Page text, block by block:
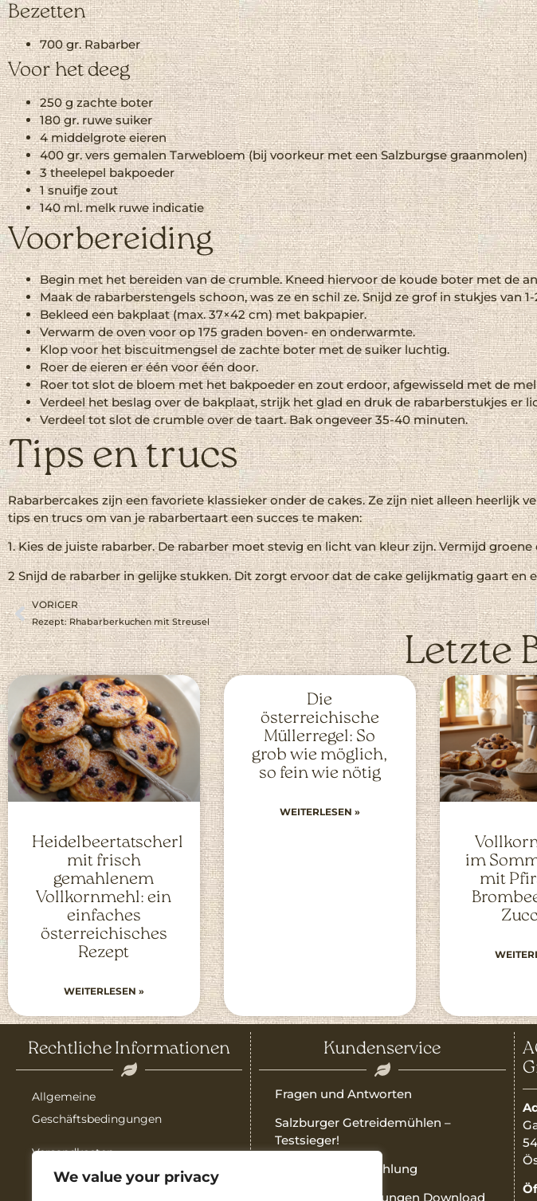
We value your privacy
Bezetten
700 gr. Rabarber
Voor het deeg
250 gzachteboter
180 gr. ruwesuiker
4 middelgrote eieren
400 gr. vers gemalen Tarwebloem (bij voorkeur met eenSalzburgse graanmolen)
3 theelepel bakpoeder
1 snuifje zout
140 ml. melk ruwe indicatie
Voorbereiding
Begin met het bereiden van de crumble. Kneed hiervoor de koude boter met de
Maak de rabarberstengels schoon, was ze en schil ze. Snijd ze grof in stukjes van
Bekleed een bakplaat (max. 37×42 cm) met bakpapier.
Verwarm de oven voor op 175 graden boven- en onderwarmte.
Klop voor het biscuitmengsel de zachte boter met de suiker luchtig.
Roer de eieren er één voor één door.
Roer tot slot de bloem met het bakpoeder en zout erdoor, afgewisseld met de
Verdeel het beslag over de bakplaat, strijk het glad en druk de rabarberstukjes er
Verdeel tot slot de crumble over de taart. Bak ongeveer 35-40 minuten.
Tips en trucs
Rabarbercakes zijn een favoriete klassieker onder de cakes. Ze zijn niet alleen heerlijk
tips en trucs om van je rabarbertaart een succes te maken:
1. Kies de juiste rabarber. De rabarber moet stevig en licht van kleur zijn. Vermijd
2 Snijd de rabarber in gelijke stukken. Dit zorgt ervoor dat de cake gelijkmatig gaart en
VORIGER
Rezept: Rhabarberkuchen mit Streusel
Letzte
Heidelbeertatscherl
mit frisch
gemahlenem
Vollkornmehl: ein
einfaches
österreichisches
Rezept
WEITERLESEN »
Die
österreichische
Müllerregel: So
grob wie möglich,
so fein wie nötig
WEITERLESEN »
im
mit
Rechtliche Informationen
Allgemeine
Geschäftsbedingungen
Versandkosten
Impressum
Kundenservice
Fragen und Antworten
Salzburger Getreidemühlen –
Testsieger!
Qualität auf Teilzahlung
Bedienungsanleitungen Download